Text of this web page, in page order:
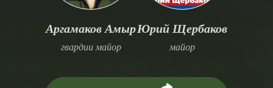
Аргамаков Амыр
гвардии майор
Юрий Щербаков
майор